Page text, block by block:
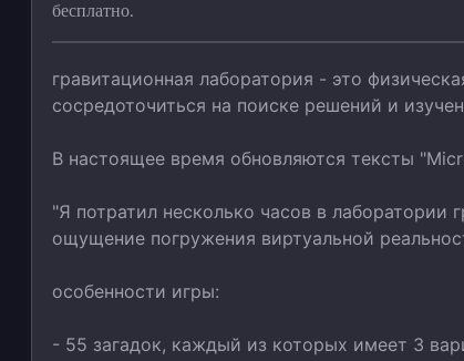
бесплатно.
гравитационная лаборатория - это
сосредоточиться на поиске решений и
В настоящее время обновляются тексты
"Я потратил несколько часов в лаборатории
ощущение погружения виртуальной
особенности игры:
- 55 загадок, каждый из которых имеет 3